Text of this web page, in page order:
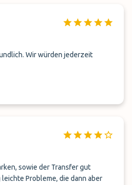
mann den Gesprächspartner
Es hieß Terminel 2 in ca. 10
Dann uner vierter Anruf, oh
er fährt gleich los ca. 10
Wir würden jederzeit
sowie der Transfer gut
Probleme, die dann aber